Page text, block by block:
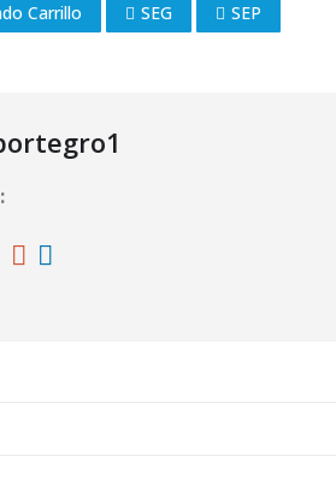
Carrillo SEG SEP